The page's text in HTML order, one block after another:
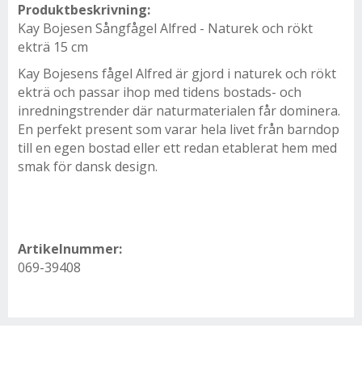
Produktbeskrivning:
Kay Bojesen Sångfågel Alfred - Naturek och rökt
ekträ 15 cm
Kay Bojesens fågel Alfred är gjord i naturek och rökt
ekträ och passar ihop med tidens bostads- och
inredningstrender där naturmaterialen får dominera.
En perfekt present som varar hela livet från barndop
till en egen bostad eller ett redan etablerat hem med
smak för dansk design.
Artikelnummer:
069-39408